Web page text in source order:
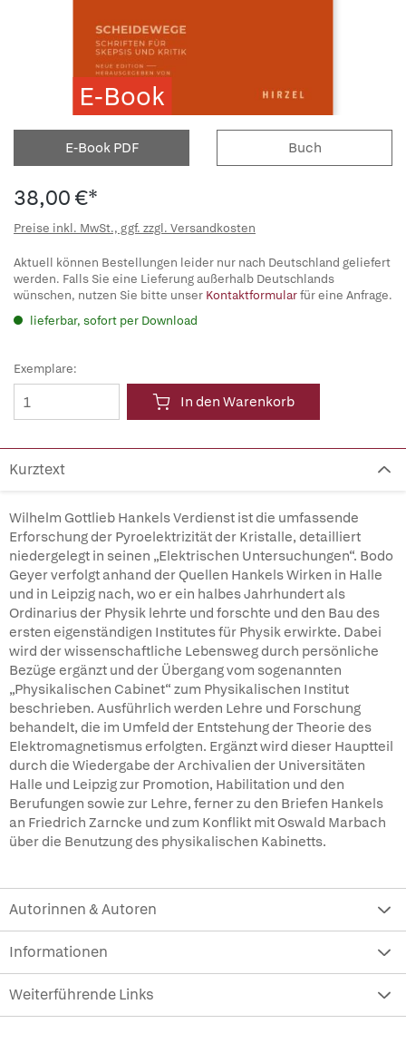
E-Book
E-Book PDF Buch
38,00 €*
Preise inkl. MwSt., ggf. zzgl. Versandkosten
Aktuell können Bestellungen leider nur nach Deutschland geliefert
werden. Falls Sie eine Lieferung außerhalb Deutschlands
wünschen, nutzen Sie bitte unser Kontaktformularfür eine Anfrage.
lieferbar, sofort per Download
Exemplare:
In den Warenkorb
Kurztext
Wilhelm Gottlieb Hankels Verdienst ist die umfassende
Erforschung der Pyroelektrizität der Kristalle, detailliert
niedergelegt in seinen „Elektrischen Untersuchungen“. Bodo
Geyer verfolgt anhand der Quellen Hankels Wirken in Halle
und in Leipzig nach, wo er ein halbes Jahrhundert als
Ordinarius der Physik lehrte und forschte und den Bau des
ersten eigenständigen Institutes für Physik erwirkte. Dabei
wird der wissenschaftliche Lebensweg durch persönliche
Bezüge ergänzt und der Übergang vom sogenannten
„Physikalischen Cabinet“ zum Physikalischen Institut
beschrieben. Ausführlich werden Lehre und Forschung
behandelt, die im Umfeld der Entstehung der Theorie des
Elektromagnetismus erfolgten. Ergänzt wird dieser Hauptteil
durch die Wiedergabe der Archivalien der Universitäten
Halle und Leipzig zur Promotion, Habilitation und den
Berufungen sowie zur Lehre, ferner zu den Briefen Hankels
an Friedrich Zarncke und zum Konflikt mit Oswald Marbach
über die Benutzung des physikalischen Kabinetts.
Autorinnen & Autoren
Informationen
Weiterführende Links